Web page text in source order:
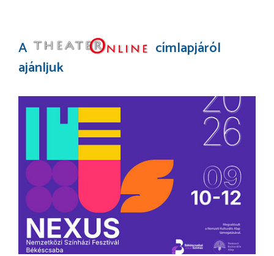
A
címlapjáról
ajánljuk